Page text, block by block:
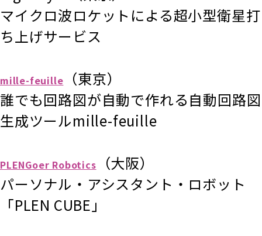
マイクロ波ロケットによる超小型衛星打
ち上げサービス
mille-feuille
（東京）
誰でも回路図が自動で作れる自動回路図
生成ツールmille-feuille
PLENGoer Robotics
（大阪）
パーソナル・アシスタント・ロボット
「PLEN CUBE」